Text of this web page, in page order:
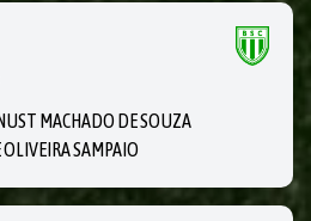
MACHADO DE SOUZA
SAMPAIO